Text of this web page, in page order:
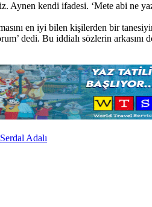
Aynen kendi ifadesi. ‘Mete abi ne
en iyi bilen kişilerden bir
dedi. Bu iddialı sözlerin
Serdal Adalı